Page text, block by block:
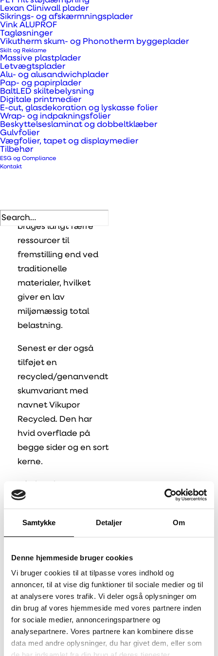
Samtykke Detaljer Om
Denne hjemmeside bruger cookies
Vi bruger cookies til at tilpasse vores indhold og
annoncer, til at vise dig funktioner til sociale medier og til
at analysere vores trafik. Vi deler også oplysninger om
din brug af vores hjemmeside med vores partnere inden
for sociale medier, annonceringspartnere og
analysepartnere. Vores partnere kan kombinere disse
data med andre oplysninger, du har givet dem, eller som
Lexan Cliniwall plader
Sikrings- og afskærmningsplader
Vink ALUPROF
Tagløsninger
Vikutherm skum- og Phonotherm byggeplader
Skilt og Reklame
Massive plastplader
Letvægtsplader
Alu- og alusandwichplader
Pap- og papirplader
BaltLED skiltebelysning
Digitale printmedier
E-cut, glasdekoration og lyskasse folier
Wrap- og indpakningsfolier
Beskyttelseslaminat og dobbeltklæber
Gulvfolier
Vægfolier, tapet og displaymedier
Tilbehør
ESG og Compliance
Kontakt
dermed et særdeles
godt alternativ til
f.eks. massive PVC
plader.
Opskummet PVC har
altså alle
PVC’ens fordele, men
med en lavere vægt
og lang
holdbarhed. Det kan
med fordel anvendes
til fræste skilte eller
flere gange og der
bruges langt færre
ressourcer til
fremstilling end ved
traditionelle
materialer, hvilket
giver en lav
miljømæssig total
belastning.
Senest er der også
tilføjet en
recycled/genanvendt
skumvariant med
navnet Vikupor
Recycled. Den har
hvid overflade på
begge sider og en sort
kerne.
letvægts plastplade
overflade – fås også i
Recycled/genanvendt
kvalitet; Vikupor
Recycled med sort
kerne
Opak kvalitet fra 2
mulighed for